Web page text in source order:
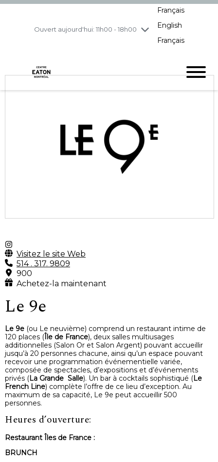
Ouvert aujourd'hui: 11h00 - 18h00
vendredi7/31
10h00 - 21h00
Français
English
Français
Visitez le site Web
514 . 317. 9809
900
Achetez-la maintenant
Le 9e
Le 9e (ou Le neuvième) comprend un restaurant intime de
120 places (Île de France), deux salles multiusages
additionnelles (Salon Or et Salon Argent) pouvant accueillir
jusqu’à 20 personnes chacune, ainsi qu’un espace pouvant
recevoir une programmation événementielle variée,
composée de spectacles, d’expositions et d’événements
privés (La Grande Salle). Un bar à cocktails sophistiqué (Le
French Line) complète l’offre de ce lieu d’exception. Au
maximum de sa capacité, Le 9e peut accueillir 500
personnes.
Heures d’ouverture:
Restaurant Îles de France :
BRUNCH